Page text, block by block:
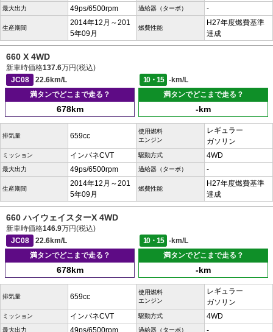
最大出力 49ps/6500rpm 過給器（ターボ） -
生産期間
2014年12月～201
5年09月
燃費性能
H27年度燃費基準
達成
660 X 4WD
新車時価格137.6万円(税込)
JC08
22.6km/L 10・15
-km/L
満タンでどこまで走る？
678km
満タンでどこまで走る？
-km
排気量 659cc
使用燃料
エンジン
レギュラー
ガソリン
ミッション インパネCVT 駆動方式 4WD
最大出力 49ps/6500rpm 過給器（ターボ） -
生産期間
2014年12月～201
5年09月
燃費性能
H27年度燃費基準
達成
660 ハイウェイスターX 4WD
新車時価格146.9万円(税込)
JC08
22.6km/L 10・15
-km/L
満タンでどこまで走る？
678km
満タンでどこまで走る？
-km
排気量 659cc
使用燃料
エンジン
レギュラー
ガソリン
ミッション インパネCVT 駆動方式 4WD
最大出力 過給器（ターボ）